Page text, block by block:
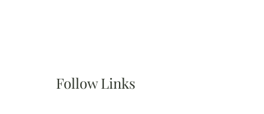
Follow Links